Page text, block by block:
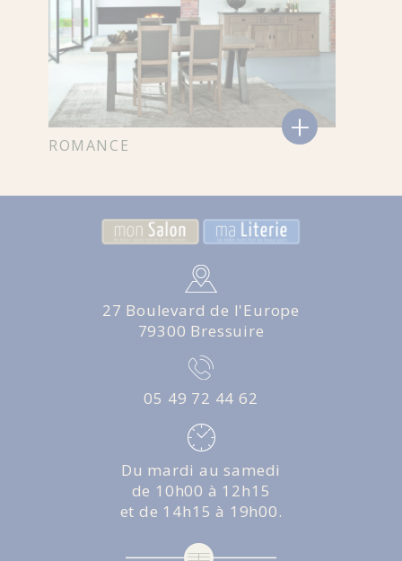
ROMANCE +
27 Boulevard de l'Europe
79300 Bressuire
05 49 72 44 62
Du mardi au samedi
de 10h00 à 12h15
et de 14h15 à 19h00.